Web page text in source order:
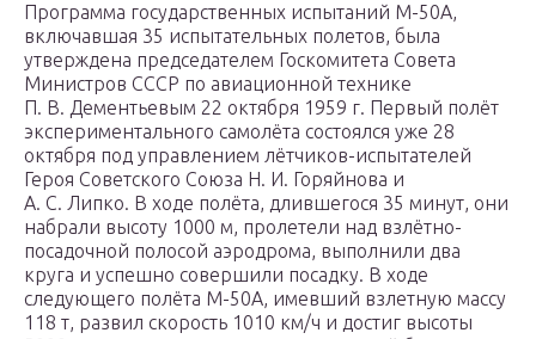
Программа государственных испытаний М-50А,
включавшая 35 испытательных полетов, была
утверждена председателем Госкомитета Совета
Министров СССР по авиационной технике
П. В. Дементьевым 22 октября 1959 г. Первый полёт
экспериментального самолёта состоялся уже 28
октября под управлением лётчиков-испытателей
Героя Советского Союза Н. И. Горяйнова и
А. С. Липко. В ходе полёта, длившегося 35 минут, они
набрали высоту 1000 м, пролетели над взлётно-
посадочной полосой аэродрома, выполнили два
круга и успешно совершили посадку. В ходе
следующего полёта М-50А, имевший взлетную массу
118 т, развил скорость 1010 км/ч и достиг высоты